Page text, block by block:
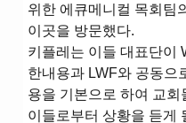
위한 에큐메니컬 목회팀
이곳을 방문했다.
키플레는 이들 대표단이
한내용과 LWF와 공동으
용을 기본으로 하여 교
이들로부터 상황을 듣게